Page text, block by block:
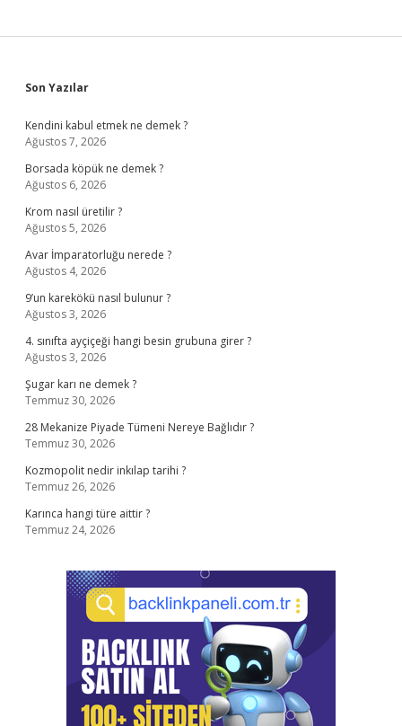
Sidebar
Son Yazılar
Kendini kabul etmek ne demek ?
Ağustos 7, 2026
Borsada köpük ne demek ?
Ağustos 6, 2026
Krom nasıl üretilir ?
Ağustos 5, 2026
Avar İmparatorluğu nerede ?
Ağustos 4, 2026
9’un karekökü nasıl bulunur ?
Ağustos 3, 2026
4. sınıfta ayçiçeği hangi besin grubuna girer ?
Ağustos 3, 2026
Şugar karı ne demek ?
Temmuz 30, 2026
28 Mekanize Piyade Tümeni Nereye Bağlıdır ?
Temmuz 30, 2026
Kozmopolit nedir inkılap tarihi ?
Temmuz 26, 2026
Karınca hangi türe aittir ?
Temmuz 24, 2026